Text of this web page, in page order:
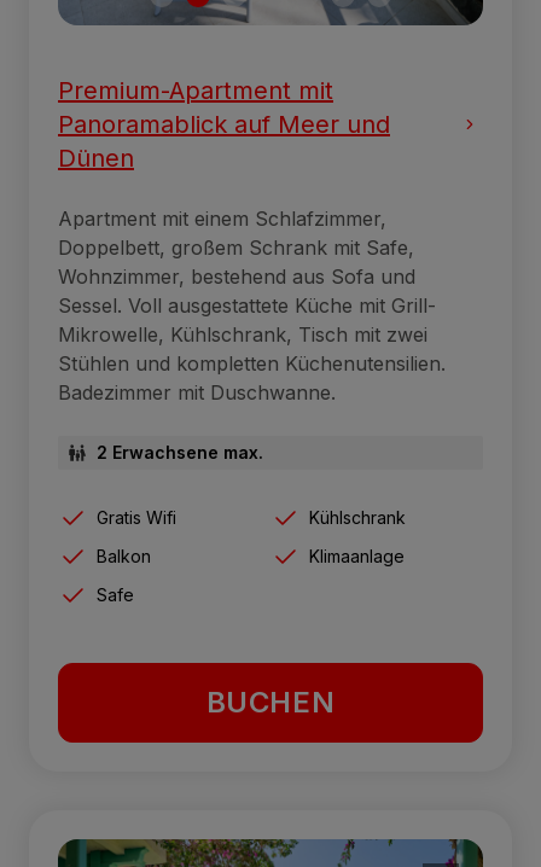
Premium-Apartment mit
Panoramablick auf Meer und
Dünen
Apartment mit einem Schlafzimmer,
Doppelbett, großem Schrank mit Safe,
Wohnzimmer, bestehend aus Sofa und
Sessel. Voll ausgestattete Küche mit Grill-
Mikrowelle, Kühlschrank, Tisch mit zwei
Stühlen und kompletten Küchenutensilien.
Badezimmer mit Duschwanne.
2 Erwachsene max.
Gratis Wifi
Kühlschrank
Balkon
Klimaanlage
Safe
BUCHEN